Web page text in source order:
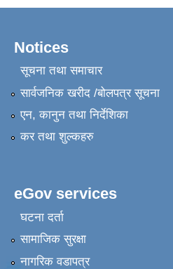
Notices
सूचना तथा समाचार
सार्वजनिक खरीद /बोलपत्र सूचना
एन, कानुन तथा निर्देशिका
कर तथा शुल्कहरु
eGov services
घटना दर्ता
सामाजिक सुरक्षा
नागरिक वडापत्र